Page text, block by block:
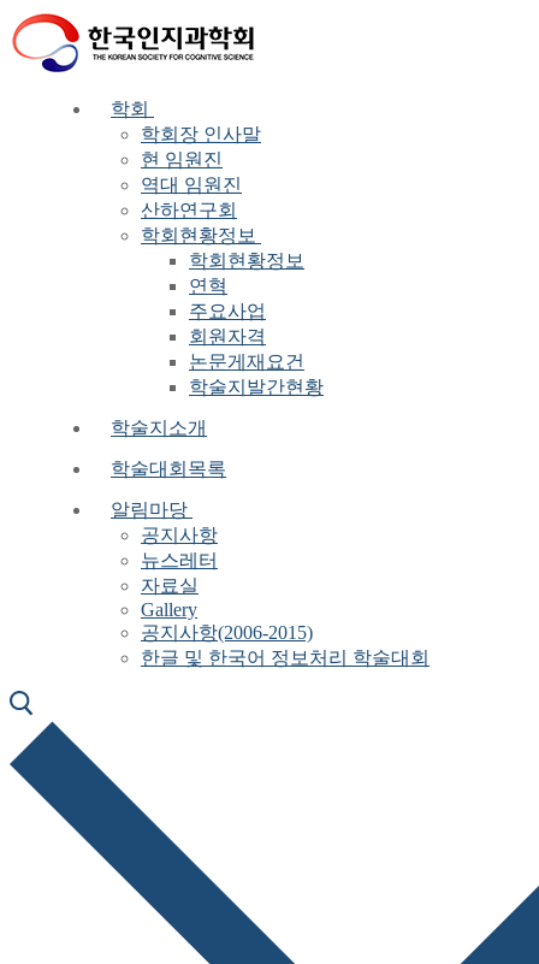
Skip
to
content
Menu
Close
학회
학회장 인사말
현 임원진
역대 임원진
산하연구회
학회현황정보
학회현황정보
연혁
주요사업
회원자격
논문게재요건
학술지발간현황
학술지소개
학술대회목록
알림마당
공지사항
뉴스레터
자료실
Gallery
공지사항(2006-2015)
한글 및 한국어 정보처리 학술대회